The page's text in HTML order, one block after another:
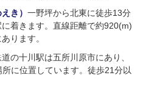
き） 一野坪から北東に徒歩13分
着きます。直線距離で約920(m)
ります。
の十川駅は五所川原市にあり、
に位置しています。徒歩21分以